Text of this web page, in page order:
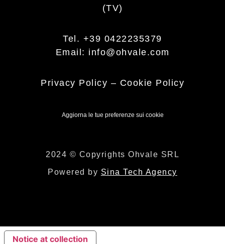
(TV)
Tel. +39 0422235379
Email: info@ohvale.com
Privacy Policy – Cookie Policy
Aggiorna le tue preferenze sui cookie
2024 © Copyrights Ohvale SRL
Powered by Sina Tech Agency
Notice at collection